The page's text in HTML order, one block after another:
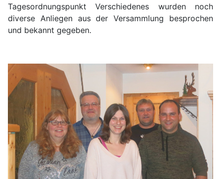
Tagesordnungspunkt Verschiedenes wurden noch
diverse Anliegen aus der Versammlung besprochen
und bekannt gegeben.